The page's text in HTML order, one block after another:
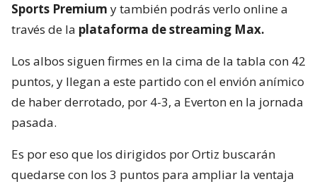
Sports Premium y también podrás verlo online a
través de la plataforma de streaming Max.
Los albos siguen firmes en la cima de la tabla con 42
puntos, y llegan a este partido con el envión anímico
de haber derrotado, por 4-3, a Everton en la jornada
pasada.
Es por eso que los dirigidos por Ortiz buscarán
quedarse con los 3 puntos para ampliar la ventaja